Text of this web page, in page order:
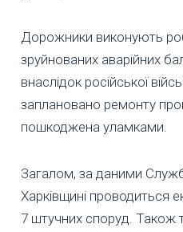
Дорожники виконують
зруйнованих аварійних
внаслідок російської
заплановано ремонту
пошкоджена уламками.
Загалом, за даними
Харківщині проводиться
7 штучних споруд. Також